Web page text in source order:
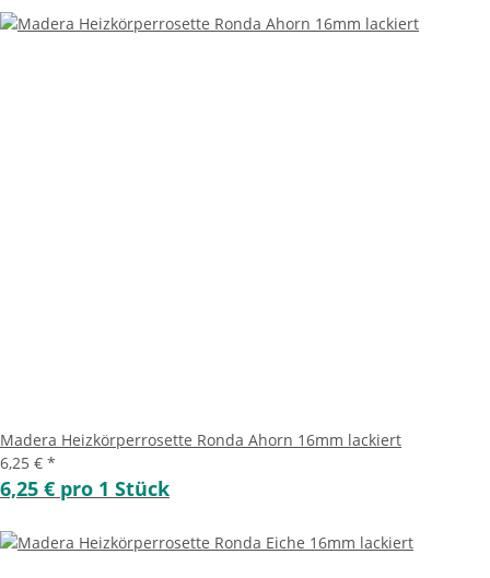
Madera Heizkörperrosette Ronda Ahorn 16mm lackiert
6,25 € *
6,25 € pro 1 Stück